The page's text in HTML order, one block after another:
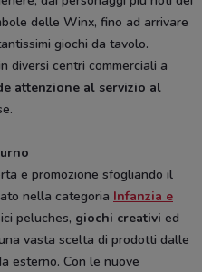
delle Winx, fino ad arrivare
giochi da tavolo.
diversi centri commerciali a
attenzione al servizio al
e promozione sfogliando il
nella categoria Infanzia e
peluches, giochi creativi ed
vasta scelta di prodotti dalle
esterno. Con le nuove